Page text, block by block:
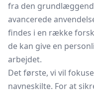
fra den
avancerede
findes i en række
de kan give en
arbejdet.
Det første, vi vil
navneskilte. For at